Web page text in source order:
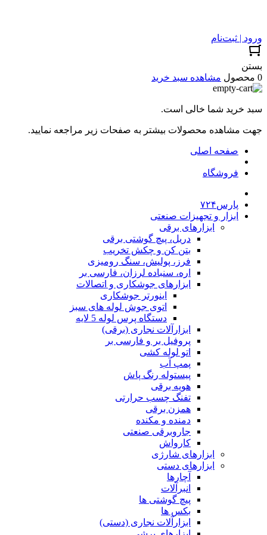
ورود | ثبت‌نام
بستن
0 محصول
مشاهده سبد خرید
سبد خرید شما خالی است.
جهت مشاهده محصولات بیشتر به صفحات زیر مراجعه نمایید.
صفحه اصلی
فروشگاه
پارس۷۲۴
ابزار و تجهیزات صنعتی
ابزارهای برقی
دریل، پیچ گوشتی برقی
بتن کن و چکش تخریب
فرز، پولیش، سنگ رومیزی
اره، سنباده لرزان، فارسی بر
ابزارهای جوشکاری و اتصالات
اینورتر جوشکاری
اتوی جوش لوله های سبز
دستگاه پرس لوله 5 لایه
ابزارآلات نجاری (برقی)
پروفیل بر و فارسی بر
اتو لوله کشی
پمپ آب
پیستوله رنگ پاش
هویه برقی
تفنگ چسب حرارتی
همزن برقی
دمنده و مکنده
جاروبرقی صنعتی
کارواش
ابزارهای شارژی
ابزارهای دستی
آچارها
انبرآلات
پیچ گوشتی ها
بکس ها
ابزارآلات نجاری (دستی)